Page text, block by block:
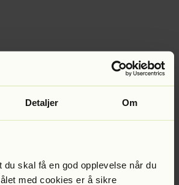
Detaljer Om
du skal få en god opplevelse når du
med cookies er å sikre